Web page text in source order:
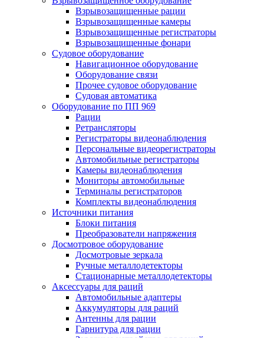
Взрывозащищенные рации
Взрывозащищенные камеры
Взрывозащищенные регистраторы
Взрывозащищенные фонари
Судовое оборудование
Навигационное оборудование
Оборудование связи
Прочее судовое оборудование
Судовая автоматика
Оборудование по ПП 969
Рации
Ретрансляторы
Регистраторы видеонаблюдения
Персональные видеорегистраторы
Автомобильные регистраторы
Камеры видеонаблюдения
Мониторы автомобильные
Терминалы регистраторов
Комплекты видеонаблюдения
Источники питания
Блоки питания
Преобразователи напряжения
Досмотровое оборудование
Досмотровые зеркала
Ручные металлодетекторы
Стационарные металлодетекторы
Аксессуары для раций
Автомобильные адаптеры
Аккумуляторы для раций
Антенны для рации
Гарнитура для рации